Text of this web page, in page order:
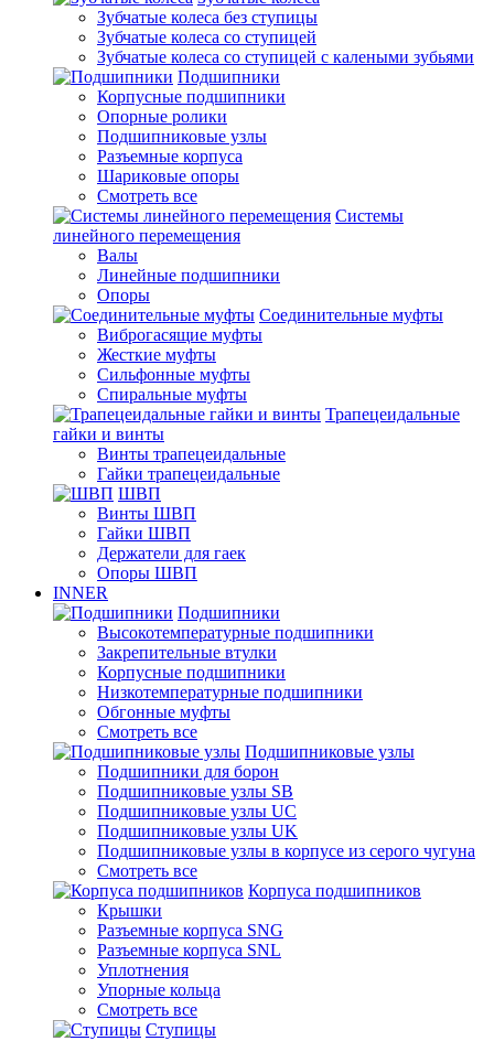
Зубчатые колеса без ступицы
Зубчатые колеса со ступицей
Зубчатые колеса со ступицей с калеными зубьями
Подшипники
Корпусные подшипники
Опорные ролики
Подшипниковые узлы
Разъемные корпуса
Шариковые опоры
Смотреть все
Системы
линейного перемещения
Валы
Линейные подшипники
Опоры
Соединительные муфты
Виброгасящие муфты
Жесткие муфты
Сильфонные муфты
Спиральные муфты
Трапецеидальные
гайки и винты
Винты трапецеидальные
Гайки трапецеидальные
ШВП
Винты ШВП
Гайки ШВП
Держатели для гаек
Опоры ШВП
INNER
Подшипники
Высокотемпературные подшипники
Закрепительные втулки
Корпусные подшипники
Низкотемпературные подшипники
Обгонные муфты
Смотреть все
Подшипниковые узлы
Подшипники для борон
Подшипниковые узлы SB
Подшипниковые узлы UC
Подшипниковые узлы UK
Подшипниковые узлы в корпусе из серого чугуна
Смотреть все
Корпуса подшипников
Крышки
Разъемные корпуса SNG
Разъемные корпуса SNL
Уплотнения
Упорные кольца
Смотреть все
Ступицы